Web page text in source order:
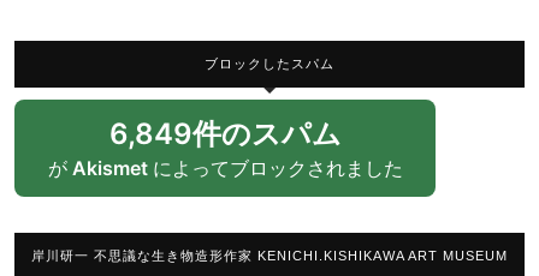
ブロックしたスパム
6,849件のスパム
が Akismetによってブロックされました
岸川研一 不思議な生き物造形作家 KENICHI.KISHIKAWA ART MUSEUM